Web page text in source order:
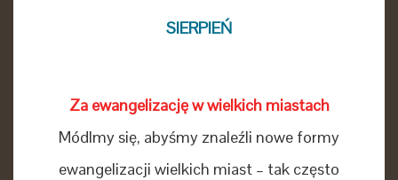
SIERPIEŃ
Za ewangelizację w wielkich miastach
Módlmy się, abyśmy znaleźli nowe formy
ewangelizacji wielkich miast – tak często